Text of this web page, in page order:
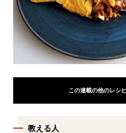
この連載の他のレシ
教える人